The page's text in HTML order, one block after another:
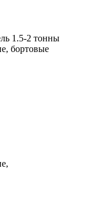
1.5-2 тонны
бортовые